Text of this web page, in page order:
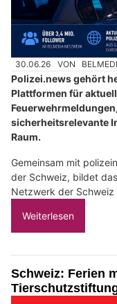
30.06.26 VON
Polizei.news gehört
Plattformen für
sicherheitsrelevante
Raum.
Gemeinsam mit
der Schweiz, bildet
Netzwerk der Schweiz
Weiterlesen
Schweiz: Ferien